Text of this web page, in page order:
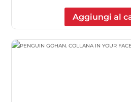
Aggiungi al